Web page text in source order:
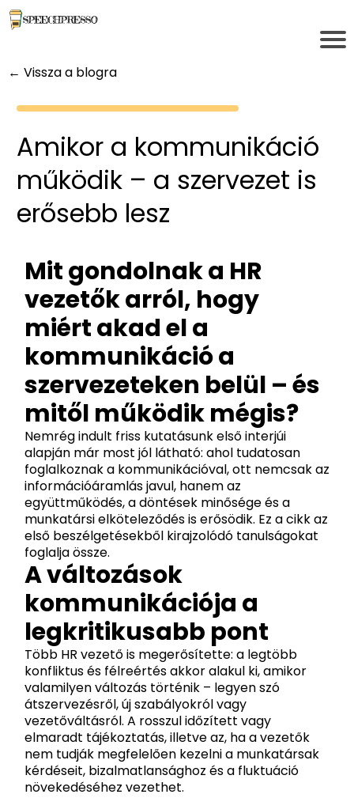
← Vissza a blogra
Amikor a kommunikáció
működik – a szervezet is
erősebb lesz
Mit gondolnak a HR
vezetők arról, hogy
miért akad el a
kommunikáció a
szervezeteken belül – és
mitől működik mégis?
Nemrég indult friss kutatásunk első interjúi
alapján már most jól látható: ahol tudatosan
foglalkoznak a kommunikációval, ott nemcsak az
információáramlás javul, hanem az
együttműködés, a döntések minősége és a
munkatársi elköteleződés is erősödik. Ez a cikk az
első beszélgetésekből kirajzolódó tanulságokat
foglalja össze.
A változások
kommunikációja a
legkritikusabb pont
Több HR vezető is megerősítette: a legtöbb
konfliktus és félreértés akkor alakul ki, amikor
valamilyen változás történik – legyen szó
átszervezésről, új szabályokról vagy
vezetőváltásról. A rosszul időzített vagy
elmaradt tájékoztatás, illetve az, ha a vezetők
nem tudják megfelelően kezelni a munkatársak
kérdéseit, bizalmatlansághoz és a fluktuáció
növekedéséhez vezethet.